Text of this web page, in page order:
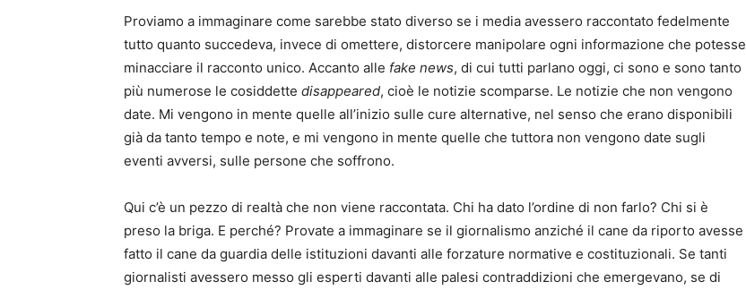
Proviamo a immaginare come sarebbe stato diverso se i media avessero raccontato fedelmente
tutto quanto succedeva, invece di omettere, distorcere manipolare ogni informazione che potesse
minacciare il racconto unico. Accanto alle fake news, di cui tutti parlano oggi, ci sono e sono tanto
più numerose le cosiddette disappeared, cioè le notizie scomparse. Le notizie che non vengono
date. Mi vengono in mente quelle all’inizio sulle cure alternative, nel senso che erano disponibili
già da tanto tempo e note, e mi vengono in mente quelle che tuttora non vengono date sugli
eventi avversi, sulle persone che soffrono.
Qui c’è un pezzo di realtà che non viene raccontata. Chi ha dato l’ordine di non farlo? Chi si è
preso la briga. E perché? Provate a immaginare se il giornalismo anziché il cane da riporto avesse
fatto il cane da guardia delle istituzioni davanti alle forzature normative e costituzionali. Se tanti
giornalisti avessero messo gli esperti davanti alle palesi contraddizioni che emergevano, se di